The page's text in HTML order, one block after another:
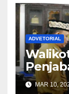
ADVETORIAL
MAR 10,